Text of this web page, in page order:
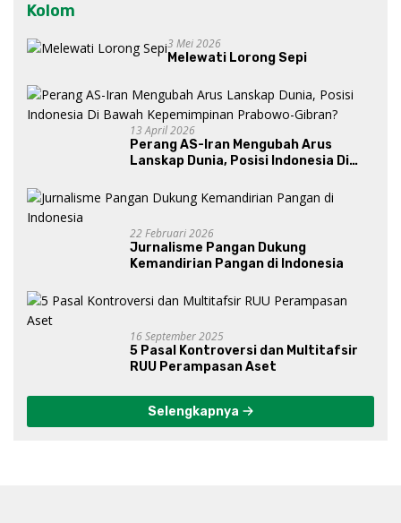
Kolom
3 Mei 2026
Melewati Lorong Sepi
13 April 2026
Perang AS-Iran Mengubah Arus
Lanskap Dunia, Posisi Indonesia Di
Gibran?
22 Februari 2026
Jurnalisme Pangan Dukung
Kemandirian Pangan di Indonesia
16 September 2025
5 Pasal Kontroversi dan Multitafsir
RUU Perampasan Aset
Selengkapnya